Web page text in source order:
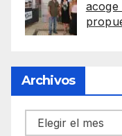
Archivos
Archivos